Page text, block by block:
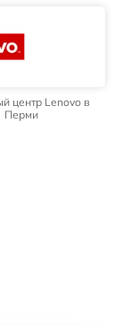
центр Lenovo в
Перми